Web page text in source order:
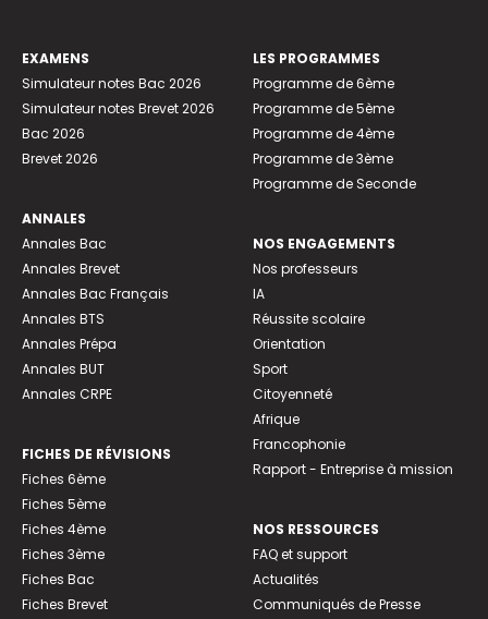
EXAMENS
Simulateur notes Bac 2026
Simulateur notes Brevet 2026
Bac 2026
Brevet 2026
ANNALES
Annales Bac
Annales Brevet
Annales Bac Français
Annales BTS
Annales Prépa
Annales BUT
Annales CRPE
FICHES DE RÉVISIONS
Fiches 6ème
Fiches 5ème
Fiches 4ème
Fiches 3ème
Fiches Bac
Fiches Brevet
LES PROGRAMMES
Programme de 6ème
Programme de 5ème
Programme de 4ème
Programme de 3ème
Programme de Seconde
NOS ENGAGEMENTS
Nos professeurs
IA
Réussite scolaire
Orientation
Sport
Citoyenneté
Afrique
Francophonie
Rapport - Entreprise à mission
NOS RESSOURCES
FAQ et support
Actualités
Communiqués de Presse